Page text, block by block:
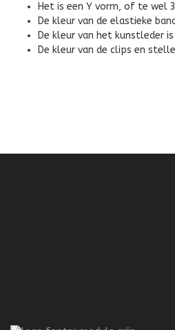
Het is een Y vorm, of te wel
De kleur van de elastieke
De kleur van het kunstleder
De kleur van de clips en